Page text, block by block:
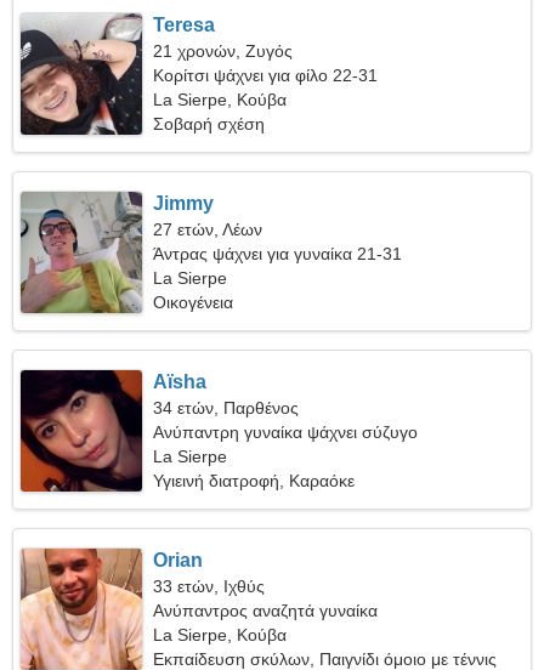
Teresa
21 χρονών, Ζυγός
Κορίτσι ψάχνει για φίλο 22-31
La Sierpe, Κούβα
Σοβαρή σχέση
Jimmy
27 ετών, Λέων
Άντρας ψάχνει για γυναίκα 21-31
La Sierpe
Οικογένεια
Aïsha
34 ετών, Παρθένος
Ανύπαντρη γυναίκα ψάχνει σύζυγο
La Sierpe
Υγιεινή διατροφή, Καραόκε
Orian
33 ετών, Ιχθύς
Ανύπαντρος αναζητά γυναίκα
La Sierpe, Κούβα
Εκπαίδευση σκύλων, Παιγνίδι όμοιο με τέννις